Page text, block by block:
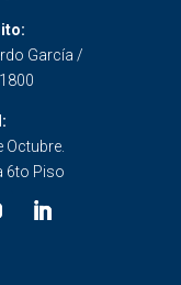
García /
Octubre.
6to Piso